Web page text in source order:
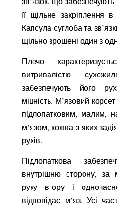
її щільне закріплення в
Капсула суглоба та
щільно зрощені один з
Плечо
витривалістю
забезпечують його
міцність. М’язовий
підлопатковим, малим,
м’язом, кожна з яких
рухів.
Підлопаткова –
внутрішню сторону, за
руку вгору і
відповідає м’яз. Усі